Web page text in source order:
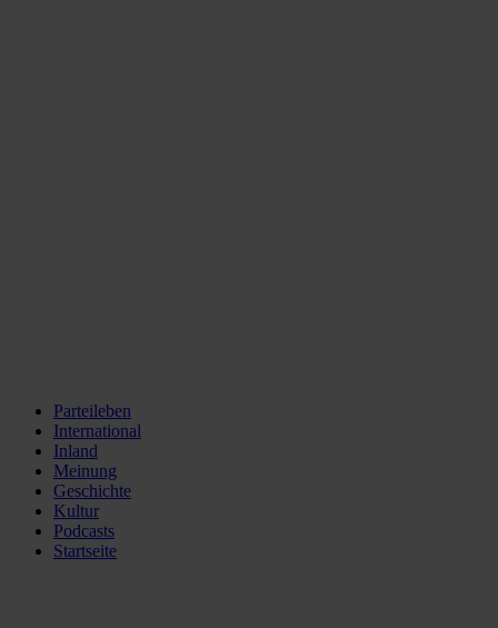
Parteileben
International
Inland
Meinung
Geschichte
Kultur
Podcasts
Startseite